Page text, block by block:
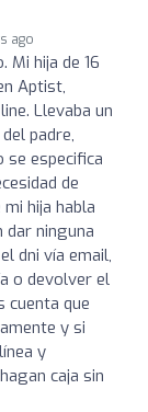
ago
hija de 16
Aptist,
Llevaba un
padre,
se especifica
de
hija habla
dar ninguna
dni vía email,
o devolver el
cuenta que
y si
y
caja sin